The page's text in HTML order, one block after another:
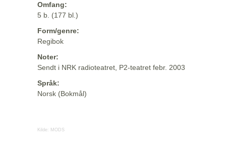
Omfang:
5 b. (177 bl.)
Form/genre:
Regibok
Noter:
Sendt i NRK radioteatret, P2-teatret febr. 2003
Språk:
Norsk (Bokmål)
Kilde: MODS